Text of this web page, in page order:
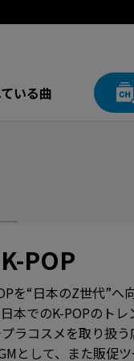
いる曲
POP
を“日本のZ世代”
本でのK-POPのト
ラコスメを取り扱
として、また販促ツ